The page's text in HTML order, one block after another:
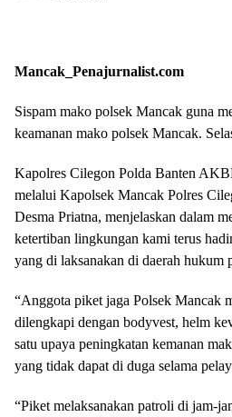
Mancak_Penajurnalist.com
Sispam mako polsek Mancak guna
keamanan mako polsek Mancak.
Kapolres Cilegon Polda Banten
melalui Kapolsek Mancak Polres
Desma Priatna, menjelaskan dalam
ketertiban lingkungan kami terus
yang di laksanakan di daerah hukum
“Anggota piket jaga Polsek Mancak
dilengkapi dengan bodyvest, helm
satu upaya peningkatan kemanan
yang tidak dapat di duga selama
“Piket melaksanakan patroli di jam-